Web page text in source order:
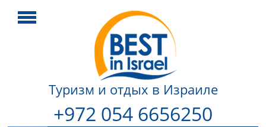
Туризм и отдых в Израиле
+972 054 6656250